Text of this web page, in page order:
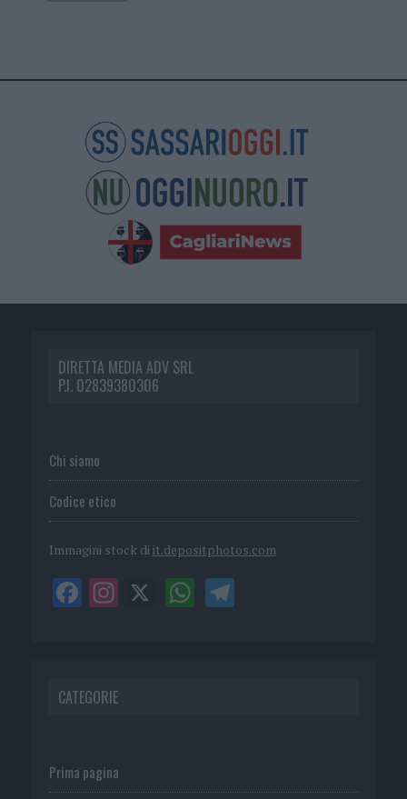
DIRETTA MEDIA ADV SRL
P.I. 02839380306
Chi siamo
Codice etico
Immagini stock di it.depositphotos.com
CATEGORIE
Prima pagina